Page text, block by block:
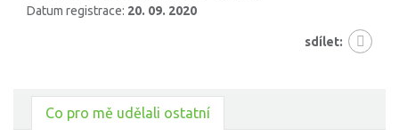
Datum registrace: 20. 09. 2020
sdílet:
Co pro mě udělali ostatní